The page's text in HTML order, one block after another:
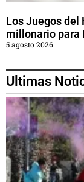
Los Juegos del
millonario para
5 agosto 2026
Ultimas